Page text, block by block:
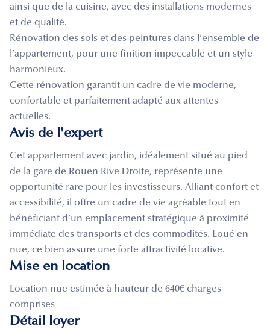
ainsi que de la cuisine, avec des installations modernes
et de qualité.
Rénovation des sols et des peintures dans l’ensemble de
l’appartement, pour une finition impeccable et un style
harmonieux.
Cette rénovation garantit un cadre de vie moderne,
confortable et parfaitement adapté aux attentes
actuelles.
Avis de l'expert
Cet appartement avec jardin, idéalement situé au pied
de la gare de Rouen Rive Droite, représente une
opportunité rare pour les investisseurs. Alliant confort et
accessibilité, il offre un cadre de vie agréable tout en
bénéficiant d’un emplacement stratégique à proximité
immédiate des transports et des commodités. Loué en
nue, ce bien assure une forte attractivité locative.
Mise en location
Location nue estimée à hauteur de 640€ charges
comprises
Détail loyer